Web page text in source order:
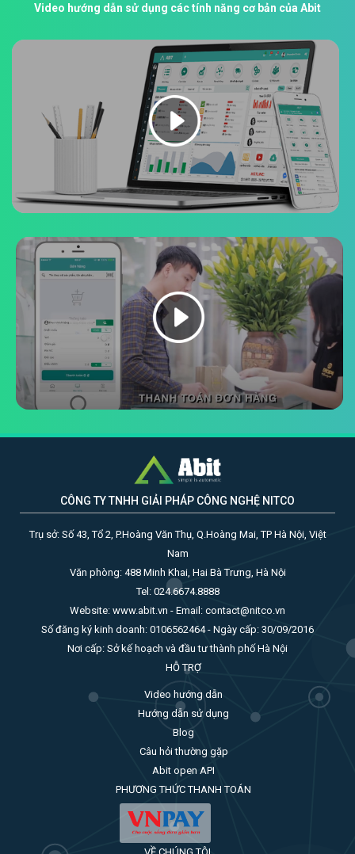
Video hướng dẫn sử dụng các tính năng cơ bản của Abit
CÔNG TY TNHH GIẢI PHÁP CÔNG NGHỆ NITCO
Trụ sở: Số 43, Tổ 2, P.Hoàng Văn Thụ, Q.Hoàng Mai, TP Hà Nội, Việt
Nam
Văn phòng: 488 Minh Khai, Hai Bà Trưng, Hà Nội
Tel: 024.6674.8888
Website: www.abit.vn - Email: contact@nitco.vn
Số đăng ký kinh doanh: 0106562464 - Ngày cấp: 30/09/2016
Nơi cấp: Sở kế hoạch và đầu tư thành phố Hà Nội
HỖ TRỢ
Video hướng dẫn
Hướng dẫn sử dụng
Blog
Câu hỏi thường gặp
Abit open API
PHƯƠNG THỨC THANH TOÁN